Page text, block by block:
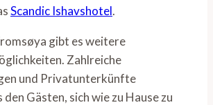
Scandic Ishavshotel.
gibt es weitere
Zahlreiche
und Privatunterkünfte
Gästen, sich wie zu Hause zu